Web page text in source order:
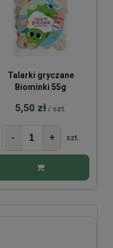
Talarki gryczane
Biominki 55g
5,50 zł / szt.
- + szt.